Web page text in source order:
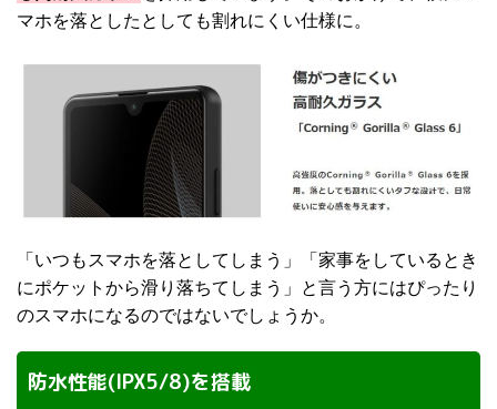
マホを落としたとしても割れにくい仕様に。
「いつもスマホを落としてしまう」「家事をしているとき
にポケットから滑り落ちてしまう」と言う方にはぴったり
のスマホになるのではないでしょうか。
防水性能(IPX5/8)を搭載